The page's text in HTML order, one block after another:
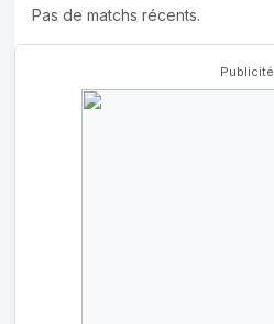
Pas de matchs récents.
Publicité